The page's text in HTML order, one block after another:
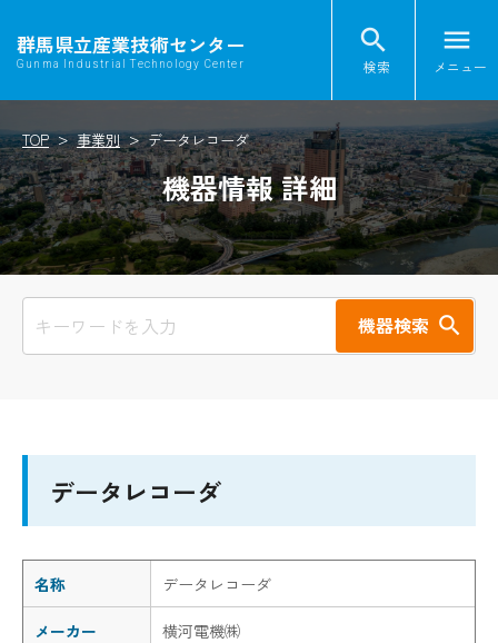
群馬県立産業技術センター
Gunma Industrial Technology Center
search
検索
menu
メニュー
TOP 事業別 データレコーダ
機器情報 詳細
機器検索
データレコーダ
名称 データレコーダ
メーカー 横河電機㈱